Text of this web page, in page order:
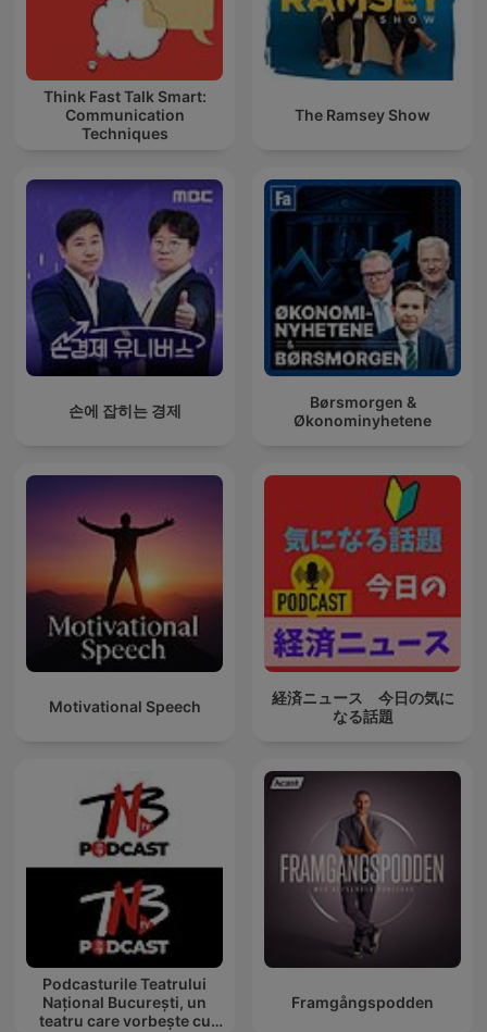
Think Fast Talk Smart:
Communication
Techniques
The Ramsey Show
손에 잡히는 경제
Børsmorgen &
Økonominyhetene
Motivational Speech
経済ニュース 今日の気に
なる話題
Podcasturile Teatrului
Național București, un
teatru care vorbește cu
Framgångspodden